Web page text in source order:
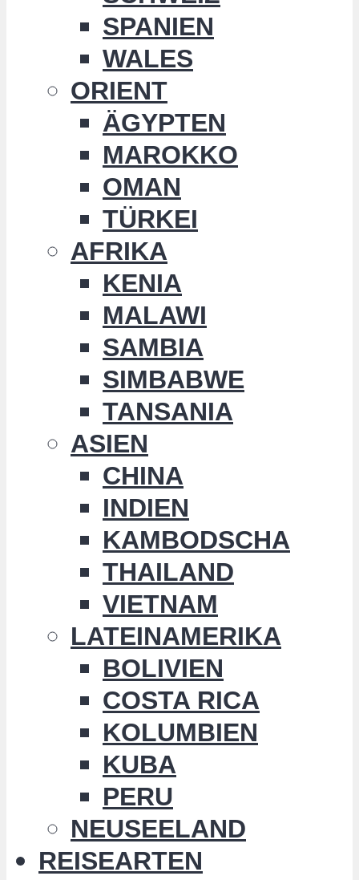
SPANIEN
WALES
ORIENT
ÄGYPTEN
MAROKKO
OMAN
TÜRKEI
AFRIKA
KENIA
MALAWI
SAMBIA
SIMBABWE
TANSANIA
ASIEN
CHINA
INDIEN
KAMBODSCHA
THAILAND
VIETNAM
LATEINAMERIKA
BOLIVIEN
COSTA RICA
KOLUMBIEN
KUBA
PERU
NEUSEELAND
REISEARTEN